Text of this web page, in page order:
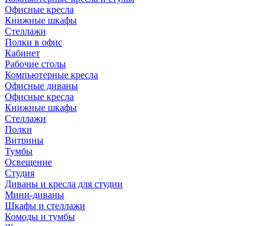
Офисные кресла
Книжные шкафы
Стеллажи
Полки в офис
Кабинет
Рабочие столы
Компьютерные кресла
Офисные диваны
Офисные кресла
Книжные шкафы
Стеллажи
Полки
Витрины
Тумбы
Освещение
Студия
Диваны и кресла для студии
Мини-диваны
Шкафы и стеллажи
Комоды и тумбы